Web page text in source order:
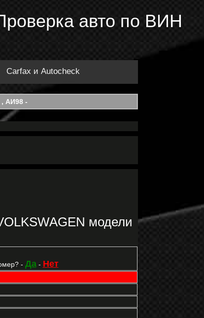
авто по ВИН
Carfax и Autocheck
АИ98 -
модели
- Да- Нет